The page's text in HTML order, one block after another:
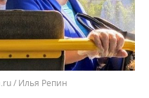
/ Илья Репин